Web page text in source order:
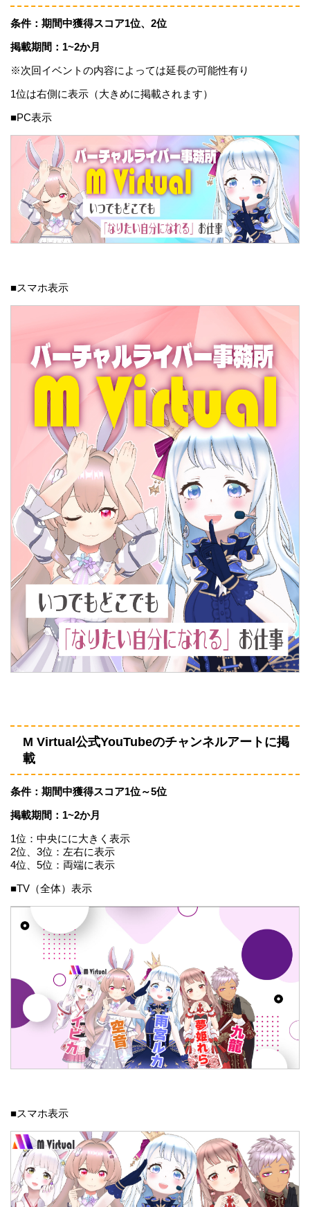
条件：期間中獲得スコア1位、2位
掲載期間：1~2か月
※次回イベントの内容によっては延長の可能性有り
1位は右側に表示（大きめに掲載されます）
■PC表示
■スマホ表示
M Virtual公式YouTubeのチャンネルアートに掲
載
条件：期間中獲得スコア1位～5位
掲載期間：1~2か月
1位：中央にに大きく表示
2位、3位：左右に表示
4位、5位：両端に表示
■TV（全体）表示
■スマホ表示